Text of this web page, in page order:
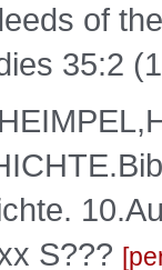
of
35:2
S???